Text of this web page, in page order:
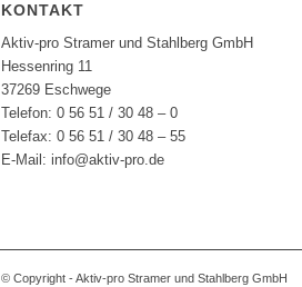
KONTAKT
Aktiv-pro Stramer und Stahlberg GmbH
Hessenring 11
37269 Eschwege
Telefon: 0 56 51 / 30 48 – 0
Telefax: 0 56 51 / 30 48 – 55
E-Mail: info@aktiv-pro.de
© Copyright - Aktiv-pro Stramer und Stahlberg GmbH